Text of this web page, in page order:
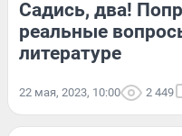
Садись, два!
реальные
литературе
22 мая, 2023, 10:00 2 449